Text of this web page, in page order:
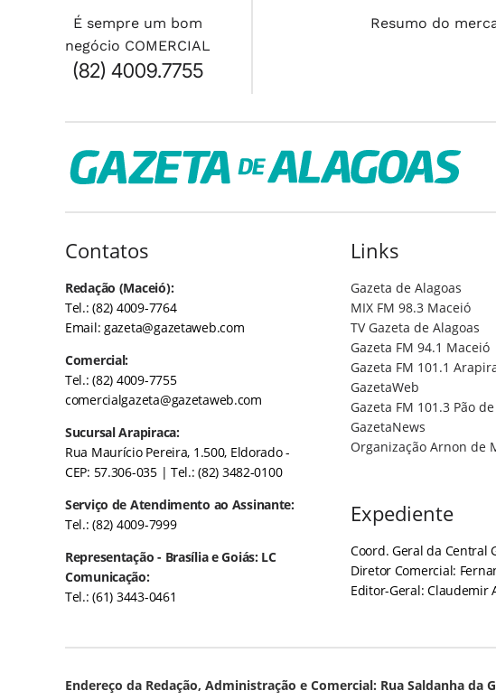
É sempre um bom
negócio COMERCIAL
(82) 4009.7755
Resumo do
Contatos
Redação (Maceió):
Tel.: (82) 4009-7764
Email:gazeta@gazetaweb.com
Comercial:
Tel.: (82) 4009-7755
comercialgazeta@gazetaweb.com
Sucursal Arapiraca:
Rua Maurício Pereira, 1.500, Eldorado -
CEP: 57.306-035 | Tel.: (82) 3482-0100
Serviço de Atendimento ao Assinante:
Tel.: (82) 4009-7999
Representação - Brasília e Goiás: LC
Comunicação:
Tel.: (61) 3443-0461
Links
Gazeta de Alagoas
MIX FM 98.3 Maceió
TV Gazeta de Alagoas
Gazeta FM 94.1 Maceió
Gazeta FM 101.1
GazetaWeb
Gazeta FM 101.3 Pão
GazetaNews
Organização Arnon de
Expediente
Coord. Geral da Central
Diretor Comercial:
Editor-Geral: Claudemir
Endereço da Redação, Administração e Comercial: Rua Saldanha da